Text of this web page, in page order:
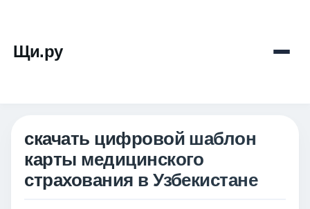
Щи.ру
скачать цифровой шаблон
карты медицинского
страхования в Узбекистане